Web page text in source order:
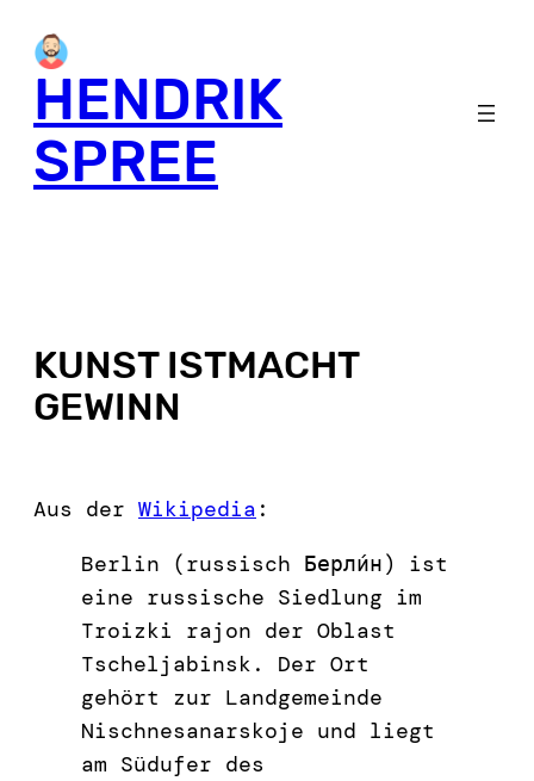
HENDRIK
SPREE
KUNST ISTMACHT
GEWINN
Aus der Wikipedia :
Berlin (russisch Берли́н) ist
eine russische Siedlung im
Troizki rajon der Oblast
Tscheljabinsk. Der Ort
gehört zur Landgemeinde
Nischnesanarskoje und liegt
am Südufer des